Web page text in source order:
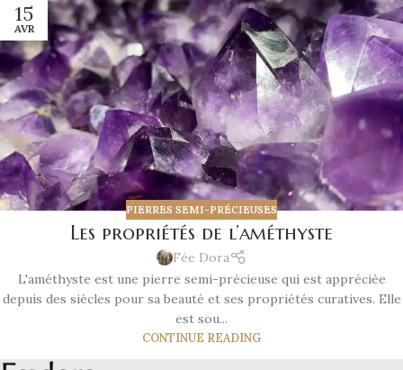
15
AVR
PIERRES SEMI-PRÉCIEUSES
Les propriétés de l’améthyste
Fée Dora
L'améthyste est une pierre semi-précieuse qui est appréciée
depuis des siècles pour sa beauté et ses propriétés curatives. Elle
est sou...
CONTINUE READING